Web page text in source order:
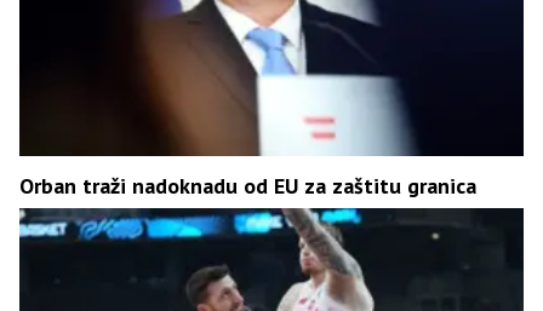
Orban traži nadoknadu od EU za zaštitu granica